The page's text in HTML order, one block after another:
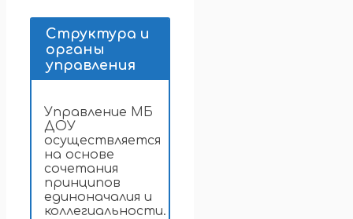
Структура и
органы
управления
Управление МБ
ДОУ
осуществляется
на основе
сочетания
принципов
единоначалия и
коллегиальности.